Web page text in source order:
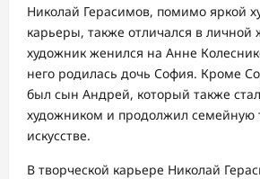
Николай Герасимов, помимо яркой
карьеры, также отличался в личной
художник женился на Анне
него родилась дочь София. Кроме
был сын Андрей, который также
художником и продолжил семейную
искусстве.
В творческой карьере Николай